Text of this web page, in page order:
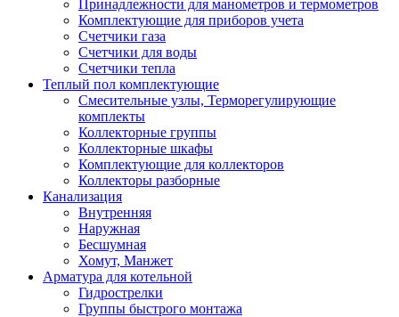
Принадлежности для манометров и термометров
Комплектующие для приборов учета
Счетчики газа
Счетчики для воды
Счетчики тепла
Теплый пол комплектующие
Смесительные узлы, Терморегулирующие
комплекты
Коллекторные группы
Коллекторные шкафы
Комплектующие для коллекторов
Коллекторы разборные
Канализация
Внутренняя
Наружная
Бесшумная
Хомут, Манжет
Арматура для котельной
Гидрострелки
Группы быстрого монтажа